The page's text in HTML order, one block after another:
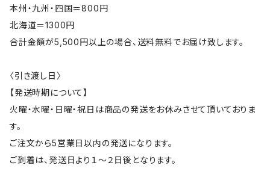
本州・九州・四国＝800円
北海道＝1300円
合計金額が5,500円以上の場合、送料無料でお届け致します。
〈引き渡し日〉
【発送時期について】
火曜・水曜・日曜・祝日は商品の発送をお休みさせて頂いておりま
す。
ご注文から5営業日以内の発送になります。
ご到着は、発送日より１～２日後となります。